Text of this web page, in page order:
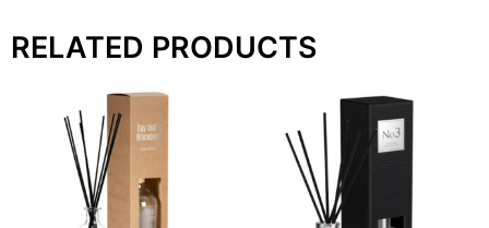
RELATED PRODUCTS